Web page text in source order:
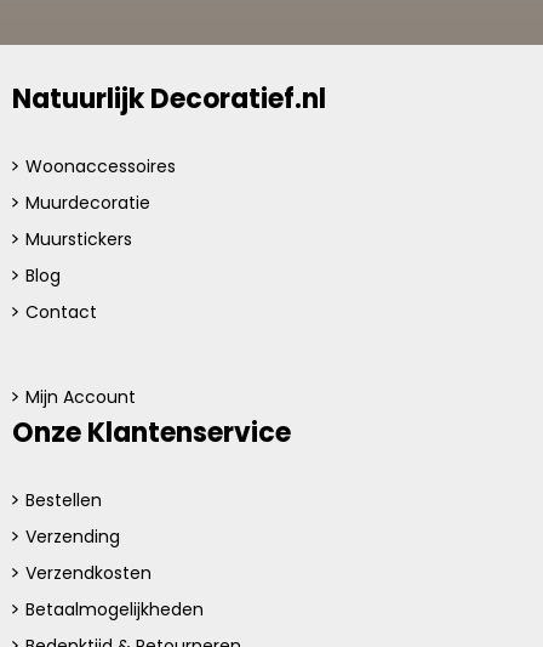
Natuurlijk Decoratief.nl
Woonaccessoires
Muurdecoratie
Muurstickers
Blog
Contact
Mijn Account
Onze Klantenservice
Bestellen
Verzending
Verzendkosten
Betaalmogelijkheden